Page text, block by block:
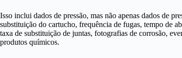
Isso inclui dados de pressão, mas não apenas dados de
substituição do cartucho, frequência de fugas, tempo de
taxa de substituição de juntas, fotografias de corrosão,
produtos químicos.